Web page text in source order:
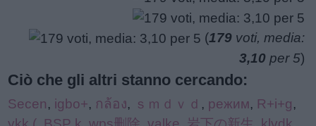
(179 voti, media:
3,10 per 5)
Ciò che gli altri stanno cercando:
Secen, igbo+, กล้อง, ｓｍｄｖｄ , режим, R+i+g,